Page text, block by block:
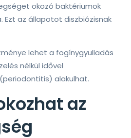
okozó baktériumok
Ezt az állapotot diszbiózisnak
lehet a fogínygyulladás
nélkül idővel
alakulhat.
az